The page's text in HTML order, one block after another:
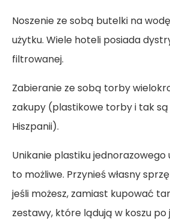
Noszenie ze sobą butelki na
użytku. Wiele hoteli posiada
filtrowanej.
Zabieranie ze sobą torby
zakupy (plastikowe torby i tak
Hiszpanii).
Unikanie plastiku jednorazowego
to możliwe. Przynieś własny
jeśli możesz, zamiast kupować
zestawy, które lądują w koszu po